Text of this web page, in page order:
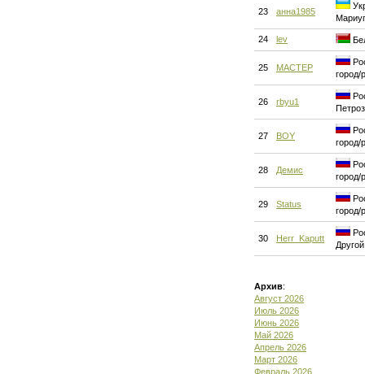
23 анна1985
24 lev
25 MACTEP
город/
26 rbyu1
27 BOY
город/
28 Демис
город/
29 Status
город/
30 Herr_Kaputt
Архив:
Август 2026
Июль 2026
Июнь 2026
Май 2026
Апрель 2026
Март 2026
Февраль 2026